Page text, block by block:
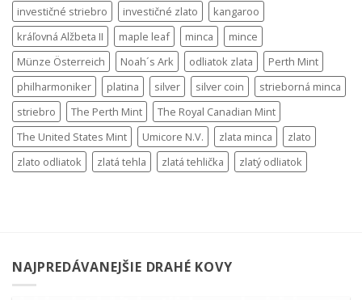
investičné striebro
investičné zlato
kangaroo
kráľovná Alžbeta II
maple leaf minca
mince
Münze Österreich
Noah´s Ark odliatok zlata
Perth Mint
philharmoniker
platina silver silver coin
strieborná minca
striebro
The Perth Mint
The Royal Canadian Mint
The United States Mint
Umicore N.V. zlata minca
zlato
zlato odliatok
zlatá tehla zlatá tehlička zlatý odliatok
NAJPREDÁVANEJŠIE DRAHÉ KOVY